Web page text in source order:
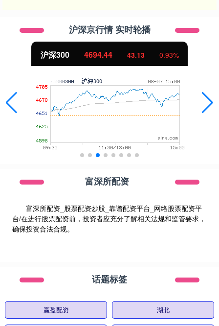
沪深京行情 实时轮播
沪深300 4694.44 43.13 0.93%
富深所配资
富深所配资_股票配资炒股_靠谱配资平台_网络股票配资平
台/在进行股票配资前，投资者应充分了解相关法规和监管要求，
确保投资合法合规。
话题标签
赢盈配资 湖北